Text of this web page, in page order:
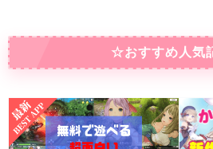
☆おすすめ人気